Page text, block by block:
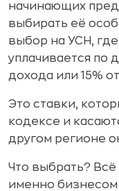
начинающих
выбирать её
выбор на УСН,
уплачивается по
дохода или 15%
Это ставки,
кодексе и
другом регионе
Что выбрать? Всё
именно бизнесом